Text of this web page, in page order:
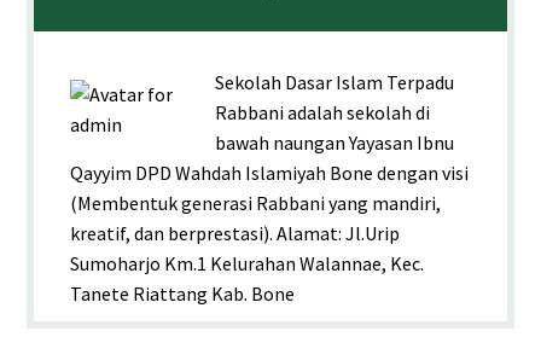
Sekolah Dasar Islam Terpadu
Rabbani adalah sekolah di
bawah naungan Yayasan Ibnu
Qayyim DPD Wahdah Islamiyah Bone dengan visi
(Membentuk generasi Rabbani yang mandiri,
kreatif, dan berprestasi). Alamat: Jl.Urip
Sumoharjo Km.1 Kelurahan Walannae, Kec.
Tanete Riattang Kab. Bone